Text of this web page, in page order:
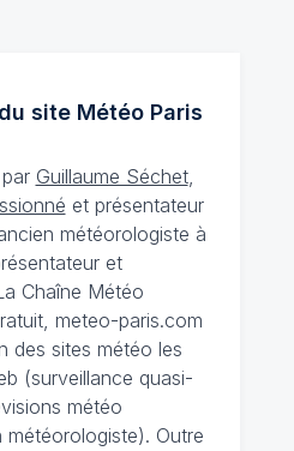
site MétéoParis
Guillaume Séchet,
et présentateur
météorologiste à
et
Chaîne Météo
meteo-paris.com
des sites météo les
(surveillance quasi-
météo
météorologiste). Outre